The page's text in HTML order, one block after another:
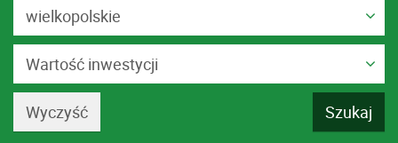
wielkopolskie
Wartość inwestycji